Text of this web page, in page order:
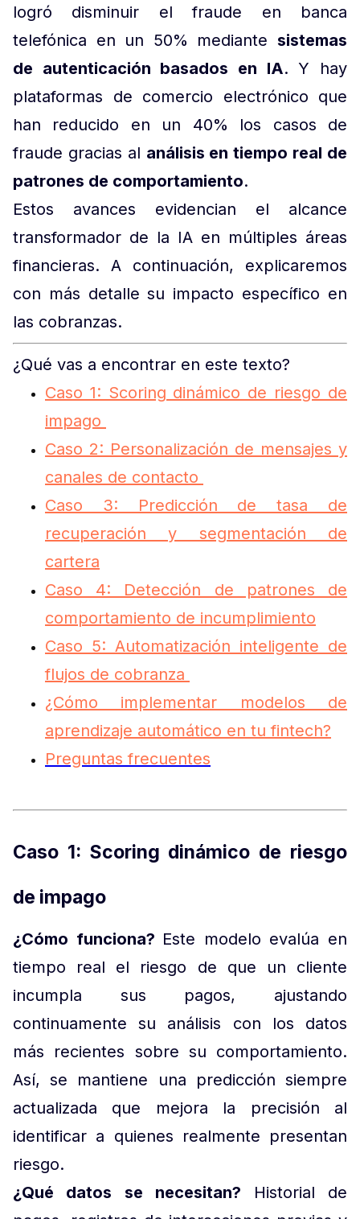
logró disminuir el fraude en banca
telefónica en un 50% mediante sistemas
de autenticación basados en IA. Y hay
plataformas de comercio electrónico que
han reducido en un 40% los casos de
fraude gracias al análisis en tiempo real de
patrones de comportamiento.
Estos avances evidencian el alcance
transformador de la IA en múltiples áreas
financieras. A continuación, explicaremos
con más detalle su impacto específico en
las cobranzas.
¿Qué vas a encontrar en este texto?
Caso 1: Scoring dinámico de riesgo de
impago
Caso 2: Personalización de mensajes y
canales de contacto
Caso 3: Predicción de tasa de
recuperación y segmentación de
cartera
Caso 4: Detección de patrones de
comportamiento de incumplimiento
Caso 5: Automatización inteligente de
flujos de cobranza
¿Cómo implementar modelos de
aprendizaje automático en tu fintech?
Preguntas frecuentes
Caso 1: Scoring dinámico de riesgo
de impago
¿Cómo funciona? Este modelo evalúa en
tiempo real el riesgo de que un cliente
incumpla sus pagos, ajustando
continuamente su análisis con los datos
más recientes sobre su comportamiento.
Así, se mantiene una predicción siempre
actualizada que mejora la precisión al
identificar a quienes realmente presentan
riesgo.
¿Qué datos se necesitan? Historial de